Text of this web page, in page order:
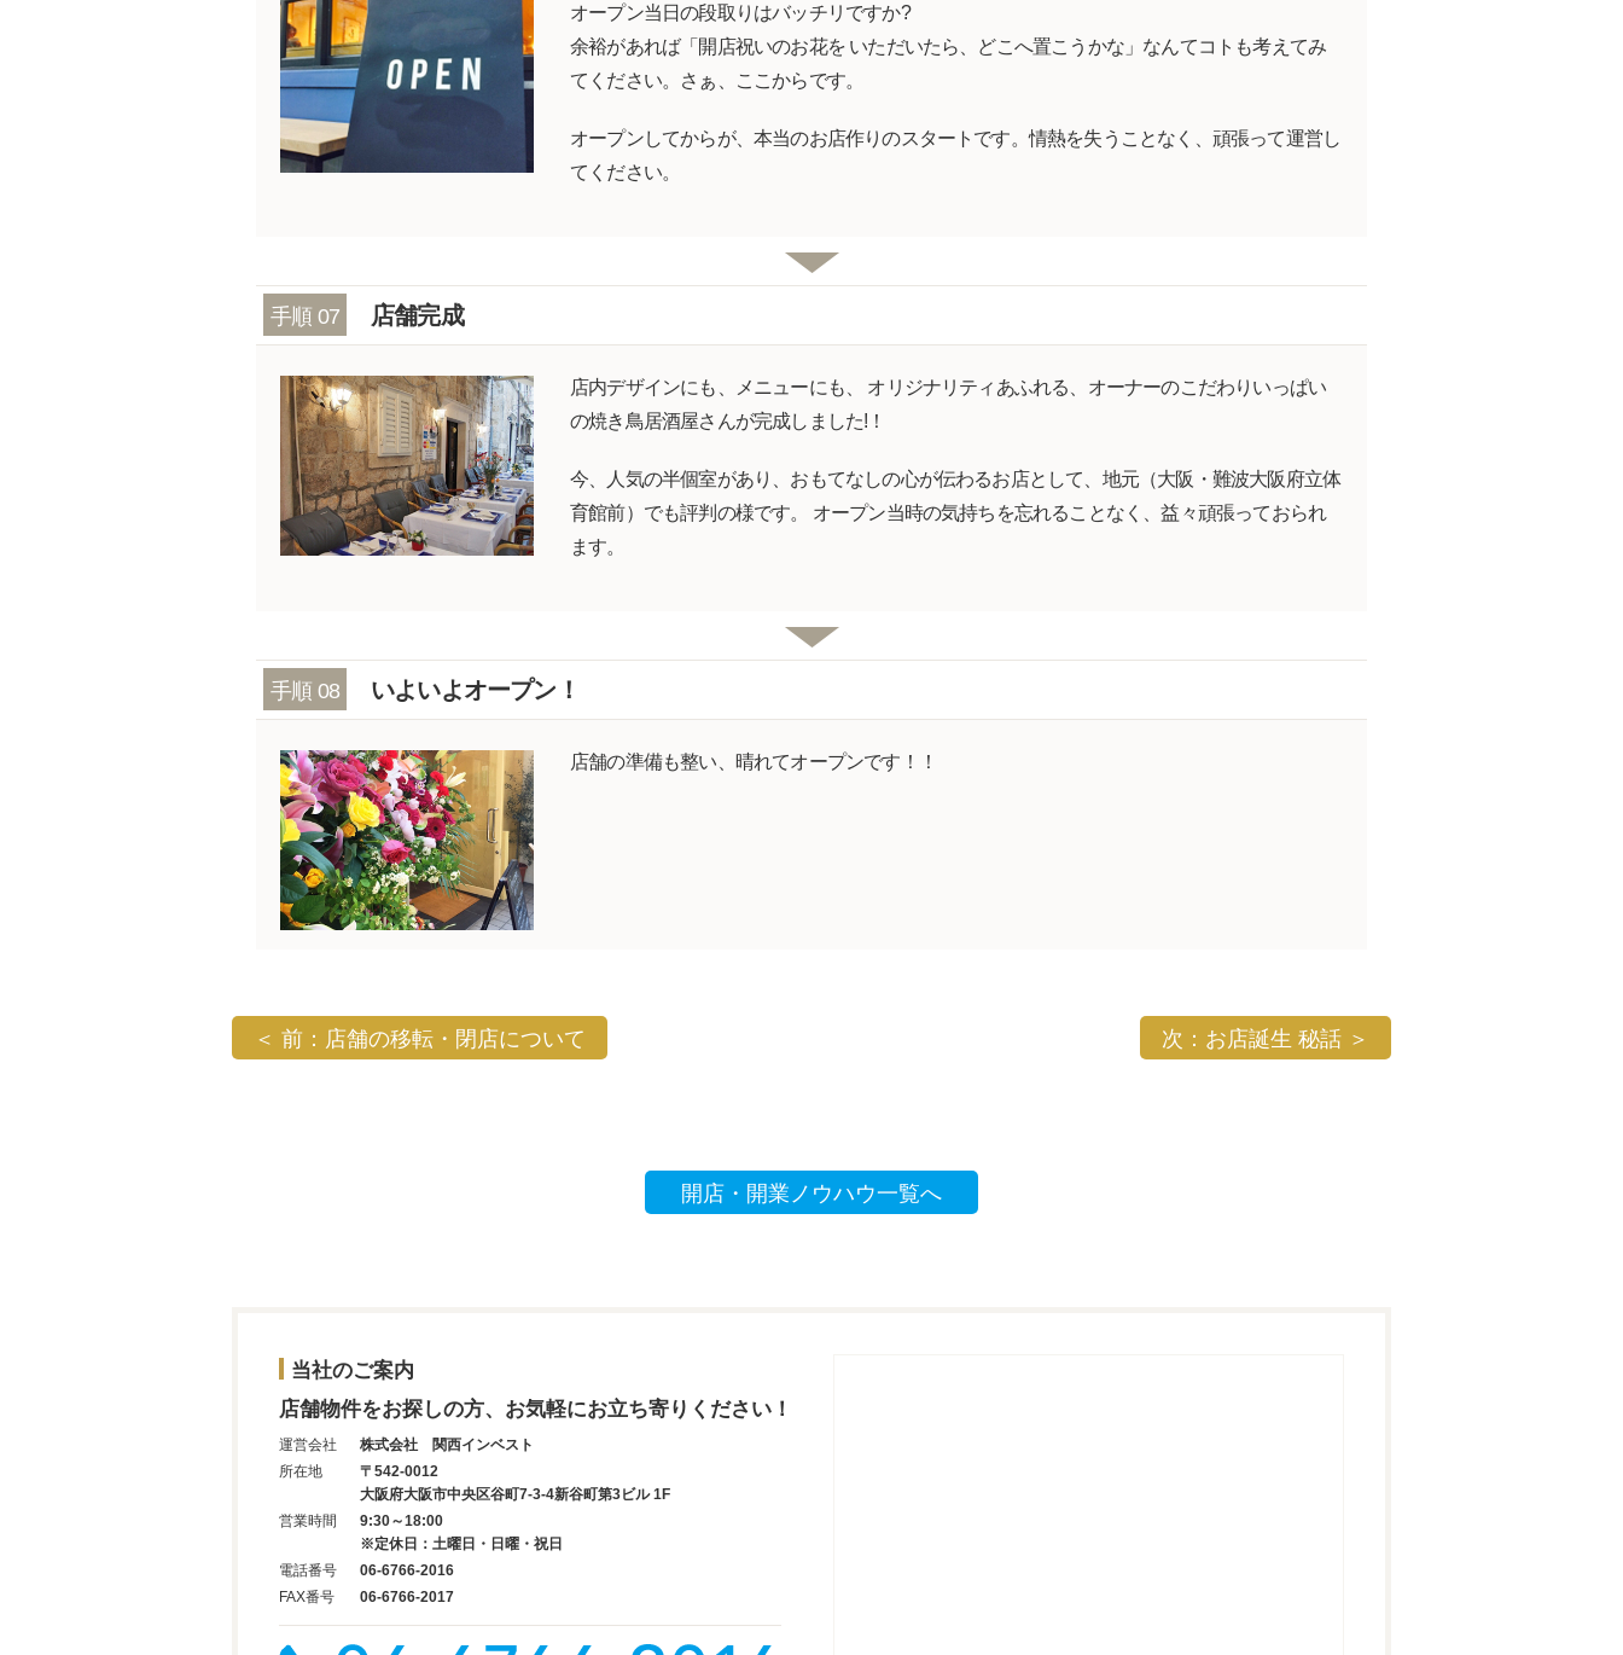
オープン当日の段取りはバッチリですか?
余裕があれば「開店祝いのお花を いただいたら、どこへ置こうかな」なんてコトも考えてみ
てください。さぁ、ここからです。
オープンしてからが、本当のお店作りのスタートです。情熱を失うことなく、頑張って運営し
てください。
手順 07 店舗完成
店内デザインにも、メニューにも、 オリジナリティあふれる、オーナーのこだわりいっぱい
の焼き鳥居酒屋さんが完成しました!！
今、人気の半個室があり、おもてなしの心が伝わるお店として、地元（大阪・難波大阪府立体
育館前）でも評判の様です。 オープン当時の気持ちを忘れることなく、益々頑張っておられ
ます。
手順 08 いよいよオープン！
店舗の準備も整い、晴れてオープンです！！
＜ 前：店舗の移転・閉店について 次：お店誕生 秘話 ＞
開店・開業ノウハウ一覧へ
当社のご案内
店舗物件をお探しの方、お気軽にお立ち寄りください！
運営会社
株式会社 関西インベスト
所在地
〒542-0012
大阪府大阪市中央区谷町7-3-4新谷町第3ビル 1F
営業時間
9:30～18:00
※定休日：土曜日・日曜・祝日
電話番号
06-6766-2016
FAX番号
06-6766-2017